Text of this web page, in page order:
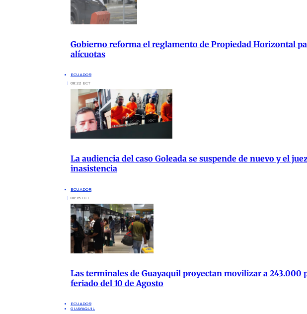
Gobierno reforma el reglamento de Propiedad Horizontal
alícuotas
ECUADOR
08:22 ECT
La audiencia del caso Goleada se suspende de nuevo y el
inasistencia
ECUADOR
08:15 ECT
Las terminales de Guayaquil proyectan movilizar a 243.000
feriado del 10 de Agosto
ECUADOR
GUAYAQUIL